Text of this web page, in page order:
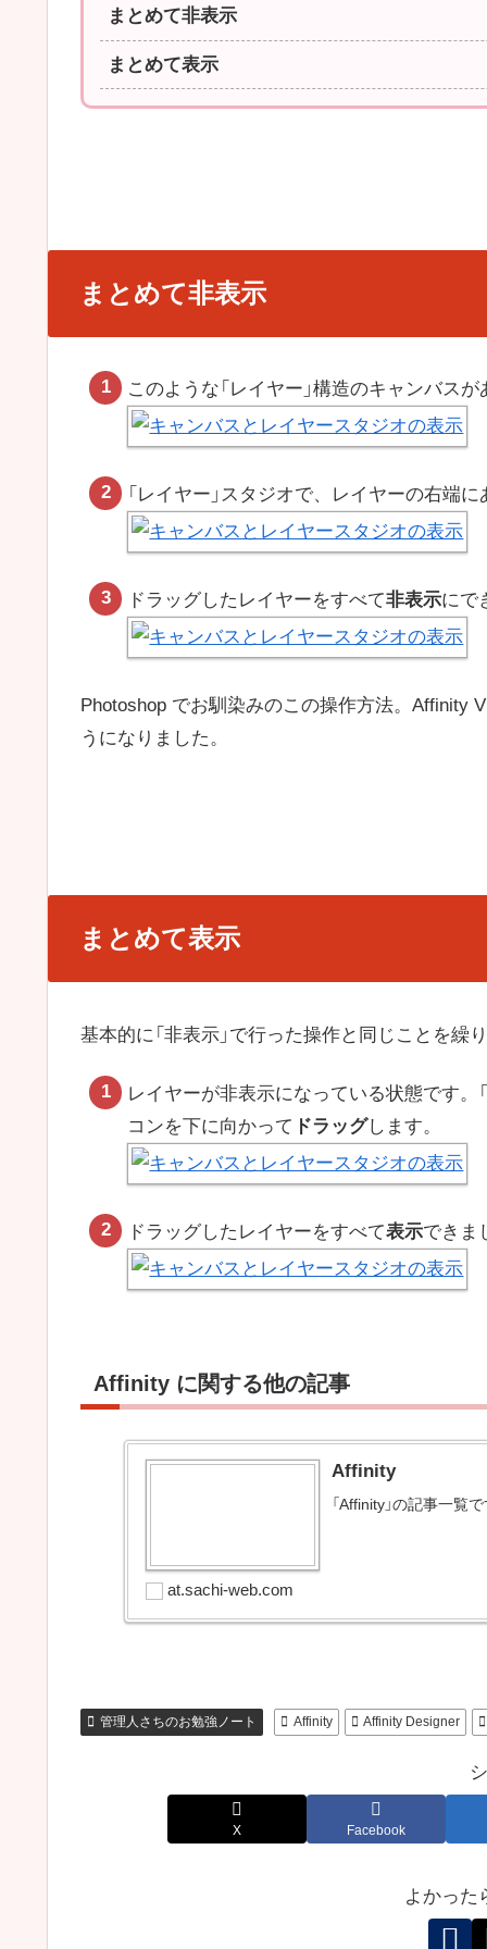
まとめて非表示
まとめて表示
まとめて非表示
このような「レイヤー」構造のキャンバス
「レイヤー」スタジオで、レイヤーの右端
ドラッグしたレイヤーをすべて非表示にで
Photoshop でお馴染みのこの操作方法。Affinity
うになりました。
まとめて表示
基本的に「非表示」で行った操作と同じことを繰
レイヤーが非表示になっている状態です。
コンを下に向かって ドラッグします。
ドラッグしたレイヤーをすべて表示できま
Affinity に関する他の記事
Affinity
「Affinity」の記事一覧
at.sachi-web.com
管理人さちのお勉強ノート Affinity Affinity Designer
X Facebook
よかった